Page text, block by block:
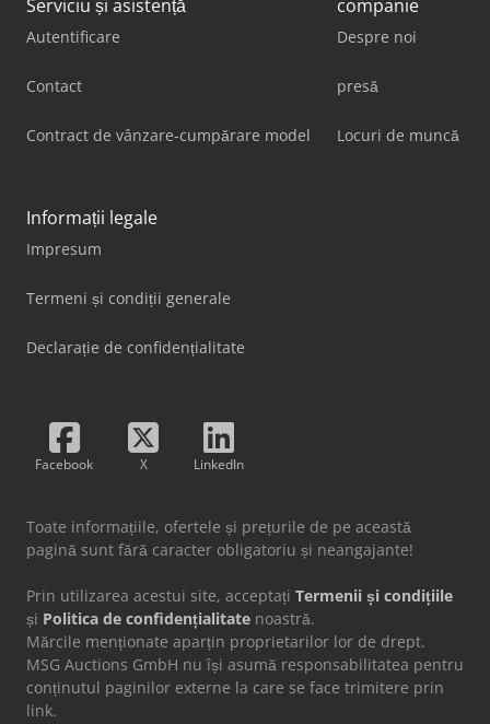
Serviciu și asistență
Autentificare
Contact
Contract de vânzare-cumpărare model
companie
Despre noi
presă
Locuri de muncă
Informații legale
Impresum
Termeni și condiții generale
Declarație de confidențialitate
Facebook X LinkedIn
Toate informațiile, ofertele și prețurile de pe această
pagină sunt fără caracter obligatoriu și neangajante!
Prin utilizarea acestui site, acceptați Termenii și condițiile
și Politica de confidențialitate noastră.
Mărcile menționate aparțin proprietarilor lor de drept.
MSG Auctions GmbH nu își asumă responsabilitatea pentru
conținutul paginilor externe la care se face trimitere prin
link.